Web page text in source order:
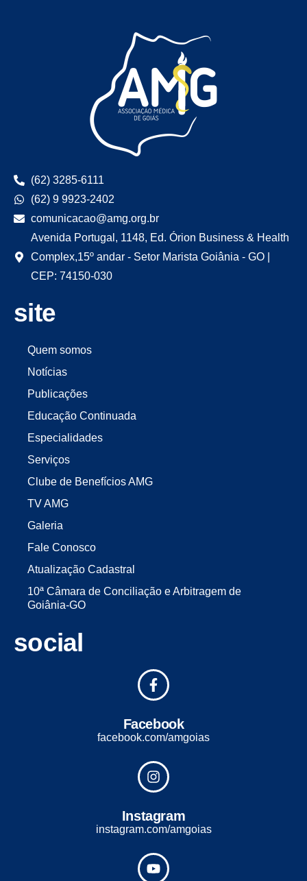
(62) 3285-6111
(62) 9 9923-2402
comunicacao@amg.org.br
Avenida Portugal, 1148, Ed. Órion Business & Health
Complex,15º andar - Setor Marista Goiânia - GO |
CEP: 74150-030
site
Quem somos
Notícias
Publicações
Educação Continuada
Especialidades
Serviços
Clube de Benefícios AMG
TV AMG
Galeria
Fale Conosco
Atualização Cadastral
10ª Câmara de Conciliação e Arbitragem de
Goiânia-GO
social
Facebook
facebook.com/amgoias
Instagram
instagram.com/amgoias